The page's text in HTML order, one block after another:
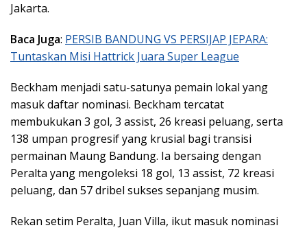
Jakarta.
Baca Juga: PERSIB BANDUNG VS PERSIJAP JEPARA:
Tuntaskan Misi Hattrick Juara Super League
Beckham menjadi satu-satunya pemain lokal yang
masuk daftar nominasi. Beckham tercatat
membukukan 3 gol, 3 assist, 26 kreasi peluang, serta
138 umpan progresif yang krusial bagi transisi
permainan Maung Bandung. Ia bersaing dengan
Peralta yang mengoleksi 18 gol, 13 assist, 72 kreasi
peluang, dan 57 dribel sukses sepanjang musim.
Rekan setim Peralta, Juan Villa, ikut masuk nominasi